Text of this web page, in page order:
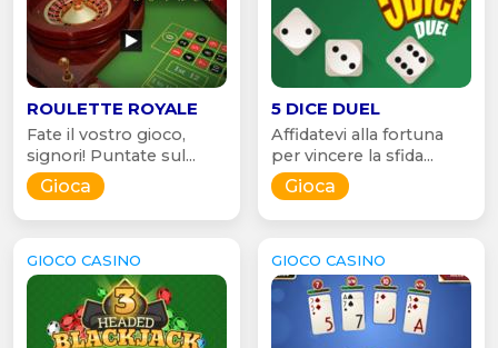
ROULETTE ROYALE
Fate il vostro gioco,
signori! Puntate sul...
Gioca
5 DICE DUEL
Affidatevi alla fortuna
per vincere la sfida...
Gioca
GIOCO CASINO GIOCO CASINO